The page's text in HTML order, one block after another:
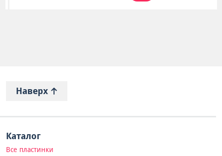
Наверх
Каталог
Все пластинки